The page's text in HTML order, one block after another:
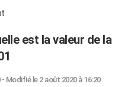
est la valeur de
- Modifié le 2 août 2020 à 16:20